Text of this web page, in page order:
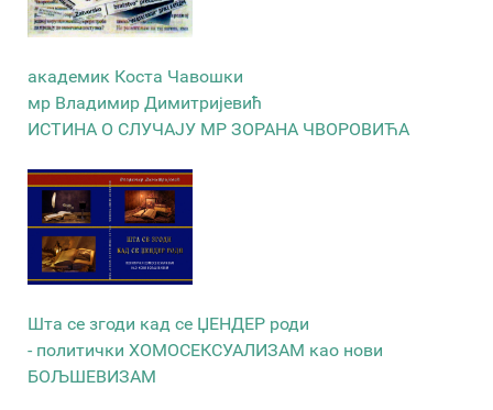
академик Коста Чавошки
мр Владимир Димитријевић
ИСТИНА О СЛУЧАЈУ МР ЗОРАНА ЧВОРОВИЋА
Шта се згоди кад се ЏЕНДЕР роди
- политички ХОМОСЕКСУАЛИЗАМ као нови
БОЉШЕВИЗАМ